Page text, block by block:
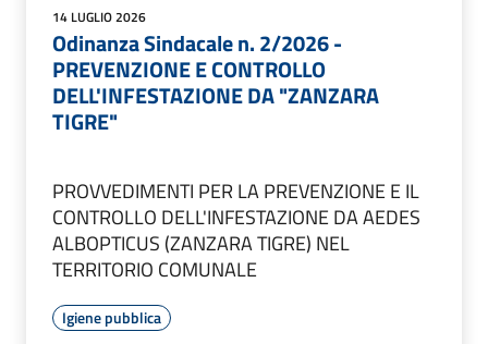
14 LUGLIO 2026
Odinanza Sindacale n. 2/2026 -
PREVENZIONE E CONTROLLO
DELL'INFESTAZIONE DA "ZANZARA
TIGRE"
PROVVEDIMENTI PER LA PREVENZIONE E IL
CONTROLLO DELL'INFESTAZIONE DA AEDES
ALBOPTICUS (ZANZARA TIGRE) NEL
TERRITORIO COMUNALE
Igiene pubblica